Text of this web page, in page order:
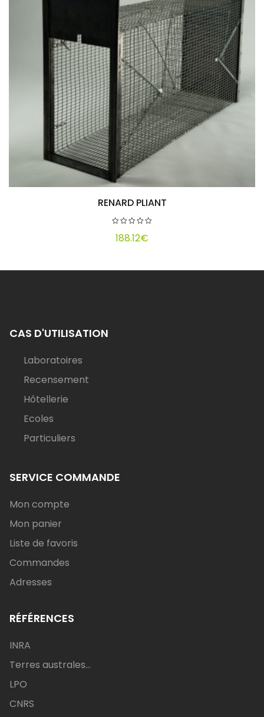
RENARD PLIANT
188.12€
Ajouter au panier
CAS D'UTILISATION
Laboratoires
Recensement
Hôtellerie
Ecoles
Particuliers
SERVICE COMMANDE
Mon compte
Mon panier
Liste de favoris
Commandes
Adresses
RÉFÉRENCES
INRA
Terres australes...
LPO
CNRS